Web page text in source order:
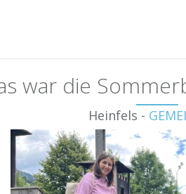
war die
Heinfels -